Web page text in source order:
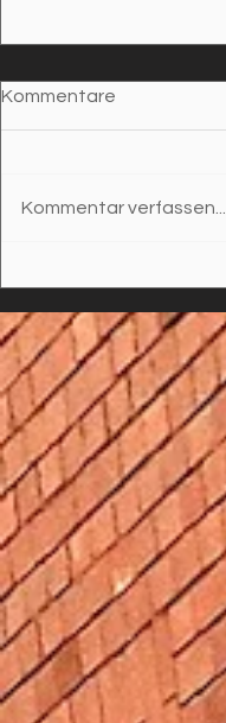
„SCHNITZELBUDE“
Kommentare
Kommentar verfassen...